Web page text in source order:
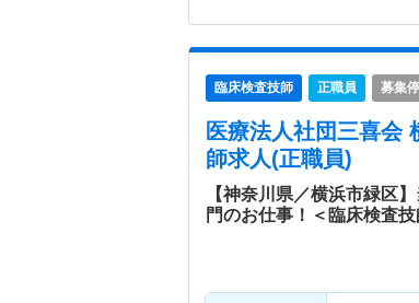
臨床検査技師 正職員 募集
医療法人社団三喜会
師求人(正職員)
【神奈川県／横浜市緑区
門のお仕事！＜臨床検査